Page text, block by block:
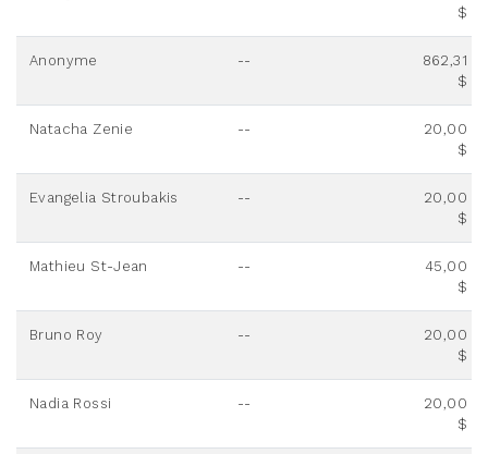
$
Anonyme --
862,31
$
Natacha Zenie --
20,00
$
Evangelia Stroubakis --
20,00
$
Mathieu St-Jean --
45,00
$
Bruno Roy --
20,00
$
Nadia Rossi --
20,00
$